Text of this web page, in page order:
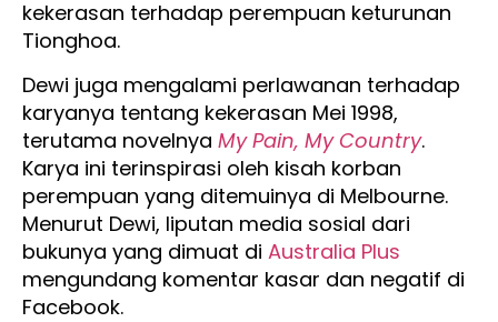
kekerasan terhadap perempuan keturunan
Tionghoa.
Dewi juga mengalami perlawanan terhadap
karyanya tentang kekerasan Mei 1998,
terutama novelnya My Pain, My Country.
Karya ini terinspirasi oleh kisah korban
perempuan yang ditemuinya di Melbourne.
Menurut Dewi, liputan media sosial dari
bukunya yang dimuat di Australia Plus
mengundang komentar kasar dan negatif di
Facebook.